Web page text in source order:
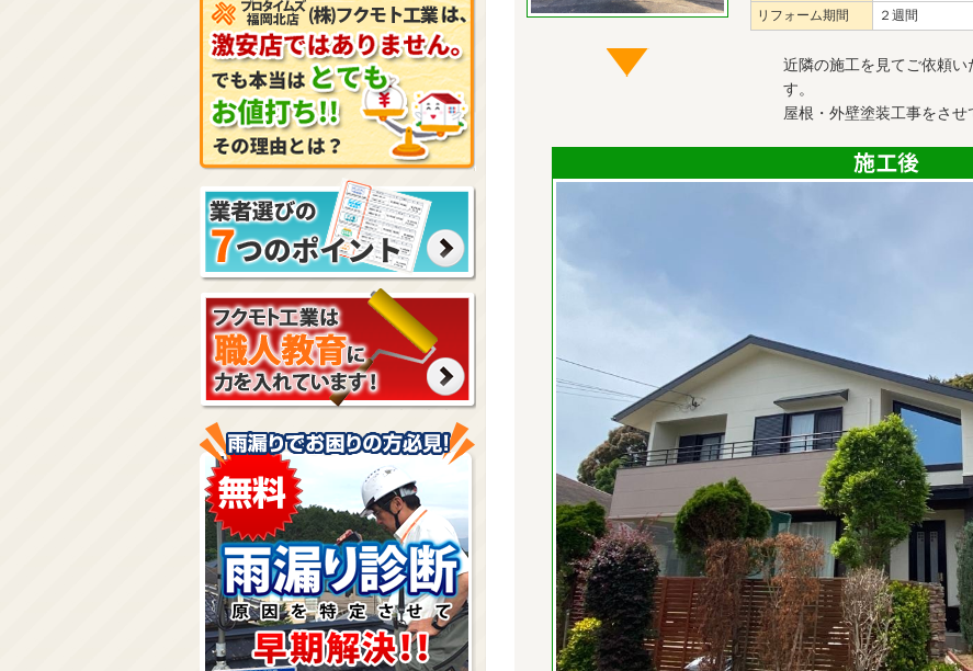
リフォーム期間 ２週間
近隣の施工を見てご依頼
す。
屋根・外壁塗装工事をさせ